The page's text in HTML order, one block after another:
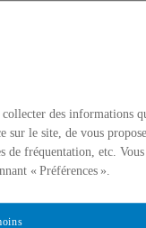
des informations
sur le site, de vous
de fréquentation, etc. Vous
« Préférences ».